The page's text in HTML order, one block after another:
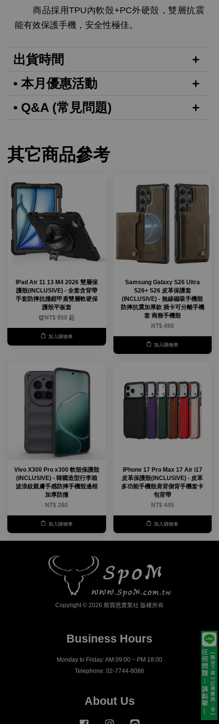
商品採用TPU內軟殼+PC外硬殼，雙層抗震
能有效保護手機，安全性極佳。
出貨時間
• 本月優惠活動
• Q&A (常見問題)
其它商品參考
IPad Air 11 13 M4 2026 雙層保
護殼(INCLUSIVE) - 全套含背帶
手套防摔抗撞鎧甲盾雙層軟硬保
護殼平板套
從 NT$ 950 起
加入購物車
Samsung Galaxy S26 Ultra
S26+ S26 皮革保護套
(INCLUSIVE) - 無線磁吸手機殼
防摔抗震加厚款 插卡可分離手機
套 商務手機殼
NT$ 490
加入購物車
Vivo X300 Pro x300 軟殼保護殼
(INCLUSIVE) - 韓國造型行李箱
波浪紋親膚手感防摔手機殼邊框
加厚防撞
NT$ 280
加入購物車
IPhone 17 Pro Max 17 Air i17
皮革保護殼(INCLUSIVE) - 皮革
多功能手機殼肩背側背手機套卡
包背帶
NT$ 445
加入購物車
Copyright © 2026 斯寶恩實業社 版權所有
Business Hours
Monday to Friday: AM 09:00 ~ PM 18:00
Telephone: 02-7744-8086
About Us
Facebook Instagram